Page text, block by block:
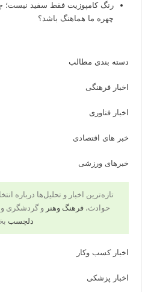
رنگ کامپوزیت فقط سفید نیست؛
چهره ما هماهنگ باشد؟
دسته بندی مطالب
اخبار فرهنگی
اخبار فناوری
خبر های اقتصادی
خبرهای ورزشی
تازه‌ترین اخبار و تحلیل‌ها درباره
حوادث، فرهنگ وهنر و گردشگری و
دلچسب
اخبار کسب وکار
اخبار پزشکی